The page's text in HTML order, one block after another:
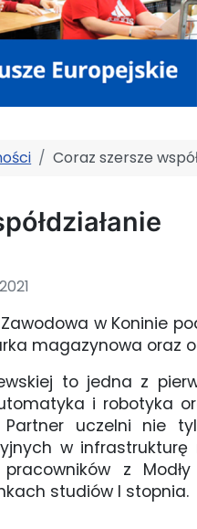
Coraz szersze
w Koninie
magazynowa oraz
to jedna z
i robotyka
Partner uczelni nie
w
z
studiów I stopnia.